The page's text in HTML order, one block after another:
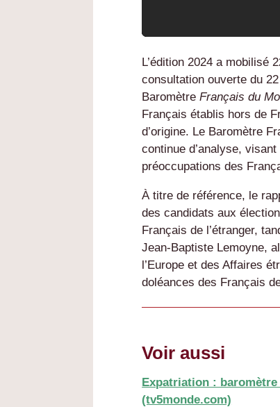
L’édition 2024 a mobilisé
consultation ouverte du
BaromètreFrançais du
Français établis hors de
d’origine. Le Baromètre
continue d’analyse,
préoccupations des
À titre de référence, le
des candidats aux
Français de l’étranger,
Jean-Baptiste Lemoyne,
l’Europe et des Affaires
doléances des Français
Voir aussi
Expatriation : baromètre
(tv5monde.com)